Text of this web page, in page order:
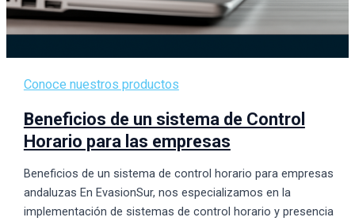
Conoce nuestros productos
Beneficios de un sistema de Control
Horario para las empresas
Beneficios de un sistema de control horario para empresas
andaluzas En EvasionSur, nos especializamos en la
implementación de sistemas de control horario y presencia